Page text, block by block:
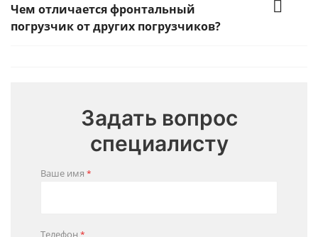
Чем отличается фронтальный
погрузчик от других погрузчиков?
Задать вопрос
специалисту
Ваше имя *
Телефон